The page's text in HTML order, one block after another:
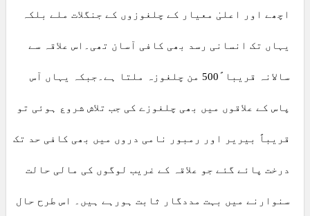
اچھے اور اعلیٰ معیار کے چلغوزوں کے جنگلات ملے بلکہ
یہاں تک انسانی رسد بھی کافی آسان تھی۔اس علاقہ سے
سالانہ قریبا ً500 من چلغوزہ ملتا ہے۔جبکہ یہاں آس
پاس کے علاقوں میں بھی چلغوزے کی جب تلاش شروع ہوئی تو
قریباً بیریر اور رمبور نامی دروں میں بھی کافی حد تک
درخت پائے گئے جو علاقہ کے غریب لوگوں کی مالی حالت
سنوارنے میں بہت مددگار ثابت ہورہے ہیں۔ اس طرح حال